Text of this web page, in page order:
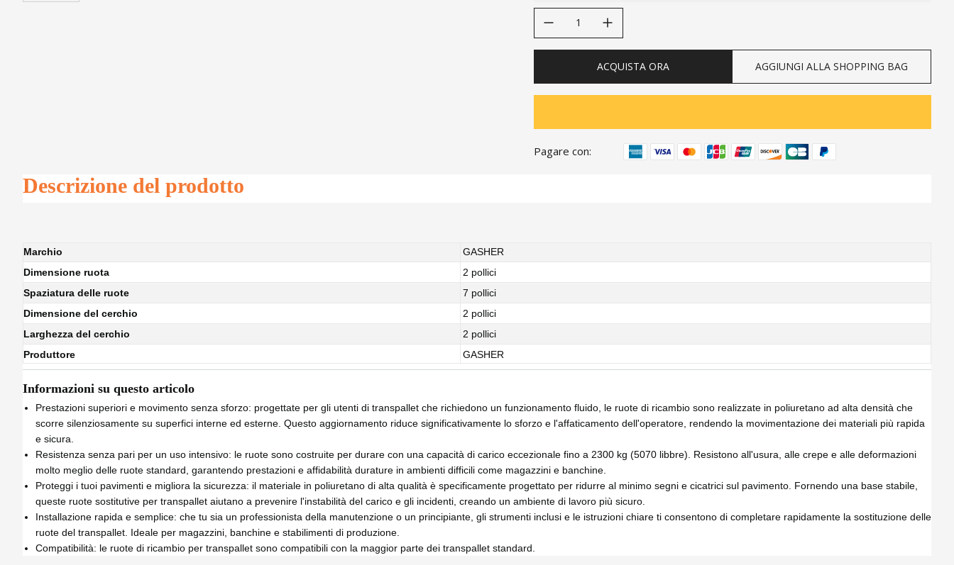
ACQUISTA ORA AGGIUNGI ALLA SHOPPING BAG
Pagare con:
Descrizione del prodotto
Marchio
GASHER
Dimensione ruota
2 pollici
Spaziatura delle ruote
7 pollici
Dimensione del cerchio
2 pollici
Larghezza del cerchio
2 pollici
Produttore
GASHER
Informazioni su questo articolo
Prestazioni superiori e movimento senza sforzo: progettate per gli utenti di transpallet che richiedono un funzionamento fluido, le ruote di ricambio sono realizzate in poliuretano ad alta densità che
scorre silenziosamente su superfici interne ed esterne. Questo aggiornamento riduce significativamente lo sforzo e l'affaticamento dell'operatore, rendendo la movimentazione dei materiali più rapida
e sicura.
Resistenza senza pari per un uso intensivo: le ruote sono costruite per durare con una capacità di carico eccezionale fino a 2300 kg (5070 libbre). Resistono all'usura, alle crepe e alle deformazioni
molto meglio delle ruote standard, garantendo prestazioni e affidabilità durature in ambienti difficili come magazzini e banchine.
Proteggi i tuoi pavimenti e migliora la sicurezza: il materiale in poliuretano di alta qualità è specificamente progettato per ridurre al minimo segni e cicatrici sul pavimento. Fornendo una base stabile,
queste ruote sostitutive per transpallet aiutano a prevenire l'instabilità del carico e gli incidenti, creando un ambiente di lavoro più sicuro.
Installazione rapida e semplice: che tu sia un professionista della manutenzione o un principiante, gli strumenti inclusi e le istruzioni chiare ti consentono di completare rapidamente la sostituzione delle
ruote del transpallet. Ideale per magazzini, banchine e stabilimenti di produzione.
Compatibilità: le ruote di ricambio per transpallet sono compatibili con la maggior parte dei transpallet standard.